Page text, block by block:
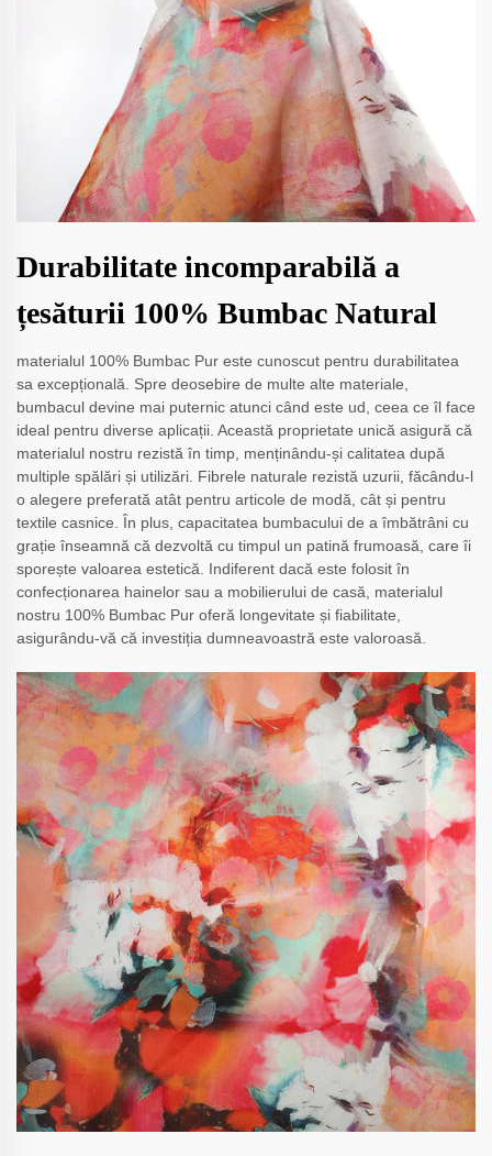
Durabilitate incomparabilă a
țesăturii 100% Bumbac Natural
materialul 100% Bumbac Pur este cunoscut pentru durabilitatea
sa excepțională. Spre deosebire de multe alte materiale,
bumbacul devine mai puternic atunci când este ud, ceea ce îl face
ideal pentru diverse aplicații. Această proprietate unică asigură că
materialul nostru rezistă în timp, menținându-și calitatea după
multiple spălări și utilizări. Fibrele naturale rezistă uzurii, făcându-l
o alegere preferată atât pentru articole de modă, cât și pentru
textile casnice. În plus, capacitatea bumbacului de a îmbătrâni cu
grație înseamnă că dezvoltă cu timpul un patină frumoasă, care îi
sporește valoarea estetică. Indiferent dacă este folosit în
confecționarea hainelor sau a mobilierului de casă, materialul
nostru 100% Bumbac Pur oferă longevitate și fiabilitate,
asigurându-vă că investiția dumneavoastră este valoroasă.